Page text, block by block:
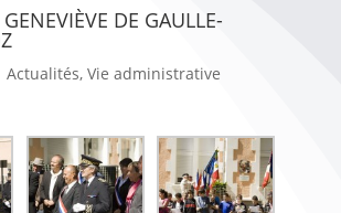
DE GAULLE-
Actualités, Vie administrative